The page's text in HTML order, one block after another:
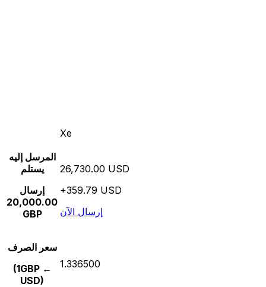
Xe
المرسل إليه
يستلم
إرسال
20,000.00
GBP
26,730.00 USD
+359.79 USD
إرسال الآن
سعر الصرف
(1GBP ←
USD)
1.336500